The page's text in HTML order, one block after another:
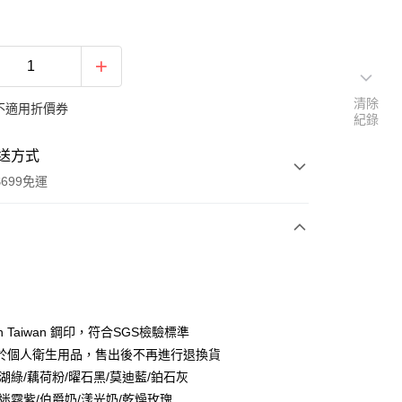
用折價券
方式
免運
Taiwan 鋼印，符合SGS檢驗標準
個人衛生用品，售出後不再進行退換貨
綠/藕荷粉/曜石黑/莫迪藍/鉑石灰
清除
紀錄